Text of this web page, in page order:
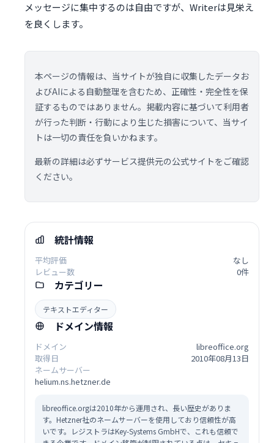
メッセージに集中するのは自由ですが、Writerは見栄え
を良くします。
本ページの情報は、当サイトが独自に収集したデータお
よびAIによる自動整理を含むため、正確性・完全性を保
証するものではありません。掲載内容に基づいて利用者
が行った判断・行動により生じた損害について、当サイ
トは一切の責任を負いかねます。
最新の詳細は必ずサービス提供元の公式サイトをご確認
ください。
統計情報
平均評価
なし
レビュー数
0件
カテゴリー
テキストエディター
ドメイン情報
ドメイン
libreoffice.org
取得日
2010年08月13日
ネームサーバー
helium.ns.hetzner.de
libreoffice.orgは2010年から運用され、長い歴史がありま
す。Hetzner社のネームサーバーを使用しており信頼性が高
いです。レジストラはKey-Systems GmbHで、これも信頼で